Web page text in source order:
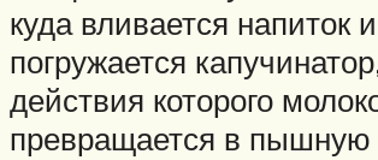
куда вливается напиток и
погружается
действия которого
превращается в пышную